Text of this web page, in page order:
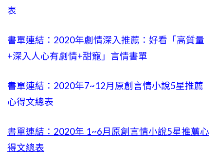
表
書單連結：2020年劇情深入推薦：好看「高質量
+深入人心有劇情+甜寵」言情書單
書單連結：2020年7~12月原創言情小說5星推薦
心得文總表
書單連結：2020年 1~6月原創言情小說5星推薦心
得文總表